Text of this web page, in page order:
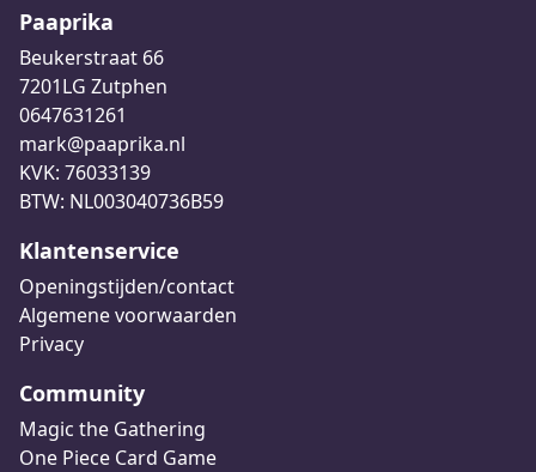
Paaprika
Beukerstraat 66
7201LG Zutphen
0647631261
mark@paaprika.nl
KVK: 76033139
BTW: NL003040736B59
Klantenservice
Openingstijden/contact
Algemene voorwaarden
Privacy
Community
Magic the Gathering
One Piece Card Game